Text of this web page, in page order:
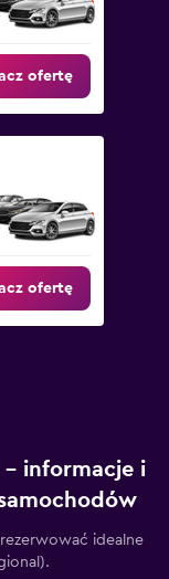
ofertę
ofertę
– informacje i
idealne